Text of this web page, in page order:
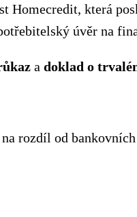
Homecredit, která
úvěr na
a doklad o
rozdíl od